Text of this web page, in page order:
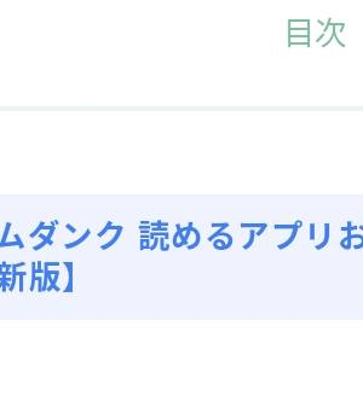
目次
ダンク 読めるアプリ
版】